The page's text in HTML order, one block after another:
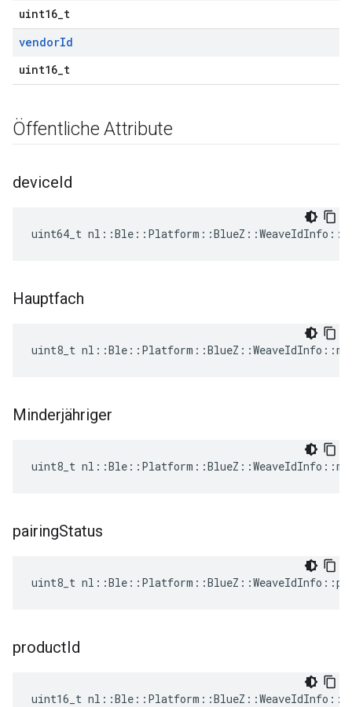
uint16_t
vendorId
uint16_t
Öffentliche Attribute
deviceId
uint64_t
Hauptfach
uint8_t
Minderjähriger
uint8_t
pairingStatus
uint8_t
productId
uint16_t